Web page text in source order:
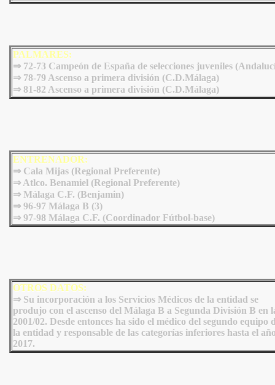
PALMARES:
⇒ 72-73 Campeón de España de selecciones juveniles
⇒ 78-79 Ascenso a primera división (C.D.Málaga)
⇒ 81-82 Ascenso a primera división (C.D.Málaga)
ENTRENADOR:
⇒ Cala Mijas (Regional Preferente)
⇒ Atlco. Benamiel (Regional Preferente)
⇒ Málaga C.F. (Benjamin)
⇒ 96-97 Málaga B (3)
⇒ 97-98 Málaga C.F. (Coordinador Fútbol-base)
OTROS DATOS:
⇒ Su incorporación a los Servicios Médicos de la entidad se
produjo con el ascenso del Málaga B a Segunda División B en
2001/02. Desde entonces ha sido el médico del segundo equipo
la entidad y responsable de las categorías inferiores hasta el
2017.